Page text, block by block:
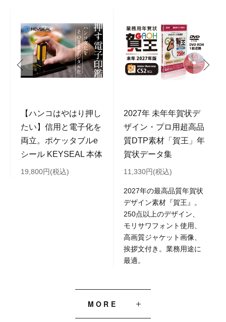
【ハンコはやはり押し
たい】信用と電子化を
両立。ポケッタブルe
シール KEYSEAL 本体
19,800円(税込)
2027年 未年年賀状デ
ザイン・プロ用超高品
質DTP素材「賀王」年
賀状データ集
11,330円(税込)
2027年の最高品質年賀状
デザイン素材『賀王』。
250点以上のデザイン、
モリサワフォント使用、
高画質ジャケット画像、
挨拶文付き。業務用途に
最適。
MORE